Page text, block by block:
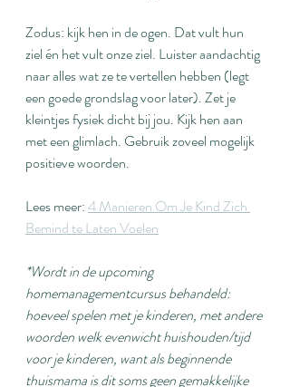
Zodus: kijk hen in de ogen. Dat vult hun
ziel én het vult onze ziel. Luister aandachtig
naar alles wat ze te vertellen hebben (legt
een goede grondslag voor later). Zet je
kleintjes fysiek dicht bij jou. Kijk hen aan
met een glimlach. Gebruik zoveel mogelijk
positieve woorden.
Lees meer: 4 Manieren Om Je Kind Zich
Bemind te Laten Voelen
*Wordt in de upcoming
homemanagementcursus behandeld:
hoeveel spelen met je kinderen, met andere
woorden welk evenwicht huishouden/tijd
voor je kinderen, want als beginnende
thuismama is dit soms geen gemakkelijke